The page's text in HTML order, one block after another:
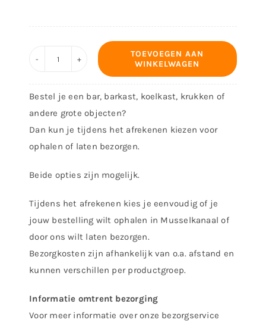
Decoratiebord
ontwerp
1368
aantal
TOEVOEGEN AAN
WINKELWAGEN
Bestel je een bar, barkast, koelkast, krukken of
andere grote objecten?
Dan kun je tijdens het afrekenen kiezen voor
ophalen of laten bezorgen.
Beide opties zijn mogelijk.
Tijdens het afrekenen kies je eenvoudig of je
jouw bestelling wilt ophalen in Musselkanaal of
door ons wilt laten bezorgen.
Bezorgkosten zijn afhankelijk van o.a. afstand en
kunnen verschillen per productgroep.
Informatie omtrent bezorging
Voor meer informatie over onze bezorgservice